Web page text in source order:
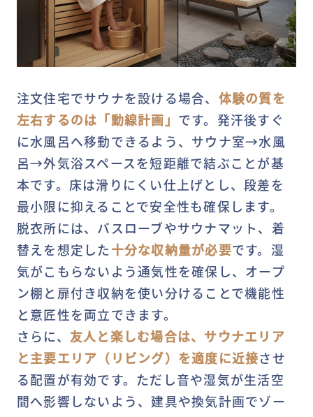
注文住宅でサウナを設ける場合、 体験の質を
左右するのは「動線計画」 です。発汗後すぐ
に水風呂へ移動できるよう、サウナ室→水風
呂→外気浴スペースを短距離で結ぶことが基
本です。床は滑りにくい仕上げとし、段差を
最小限に抑えることで安全性も確保します。
脱衣所には、バスローブやサウナマット、着
替えを想定した十分な収納量が必要です。湿
気がこもらないよう通気性を確保し、オープ
ン棚と扉付き収納を使い分けることで機能性
と意匠性を両立できます。
さらに、 友人と楽しむ場合は、サウナエリア
と主要エリア（リビング）を適度に近接させ
る配置が有効です。ただし音や湿気が生活空
間へ影響しないよう、建具や換気計画でゾー
MY DECKページで確認する